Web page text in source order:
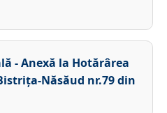
- Anexă la Hotărârea
Năsăud nr.79 din